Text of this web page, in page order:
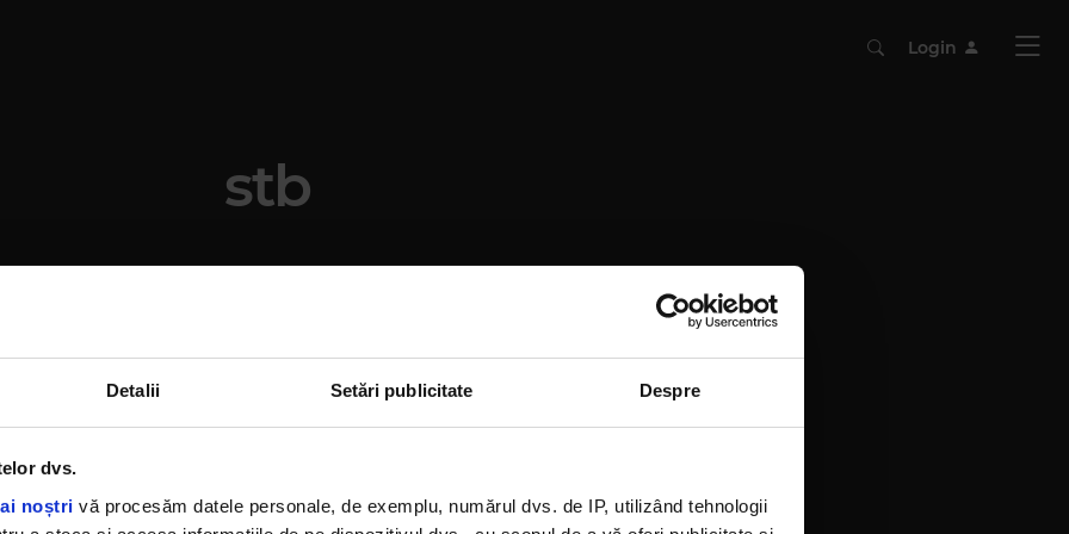
Detalii Setări publicitate Despre
dvs.
noștri vă procesăm datele personale, de exemplu, numărul dvs. de IP, utilizând tehnologii
Login
stb